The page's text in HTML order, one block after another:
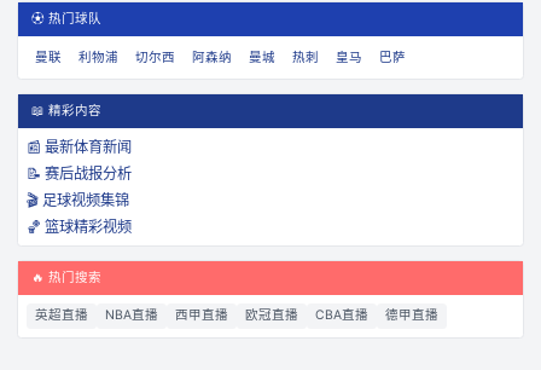
⚽ 热门球队
曼联 利物浦 切尔西 阿森纳 曼城 热刺 皇马 巴萨
📖 精彩内容
📰 最新体育新闻
📝 赛后战报分析
🎬 足球视频集锦
🏀 篮球精彩视频
🔥 热门搜索
英超直播 NBA直播 西甲直播 欧冠直播 CBA直播 德甲直播